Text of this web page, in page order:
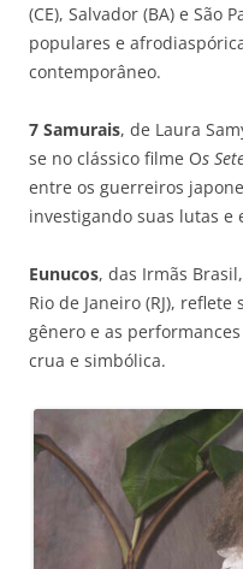
(CE), Salvador (BA) e São
populares e
contemporâneo.
7 Samurais, de Laura
se no clássico filme Os
entre os guerreiros
investigando suas lutas e
Eunucos, das Irmãs
Rio de Janeiro (RJ),
gênero e as
crua e simbólica.